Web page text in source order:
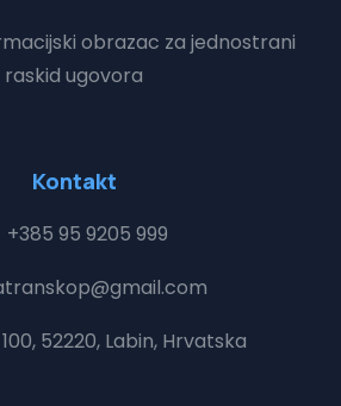
obrazac za jednostrani
raskid ugovora
Kontakt
+385 95 9205 999
52220, Labin, Hrvatska